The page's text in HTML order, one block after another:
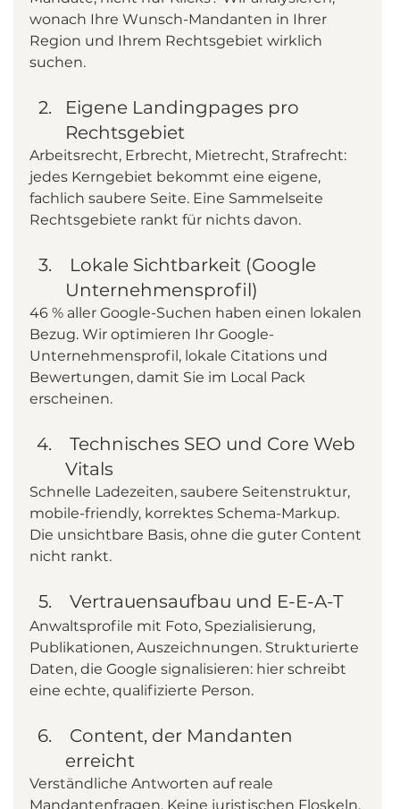
wonach Ihre Wunsch-Mandanten in Ihrer
Region und Ihrem Rechtsgebiet wirklich
suchen.
Eigene Landingpages pro
Rechtsgebiet
Arbeitsrecht, Erbrecht, Mietrecht, Strafrecht:
jedes Kerngebiet bekommt eine eigene,
fachlich saubere Seite. Eine Sammelseite
Rechtsgebiete rankt für nichts davon.
Unternehmensprofil)
46 % aller Google-Suchen haben einen lokalen
Bezug. Wir optimieren Ihr Google-
Unternehmensprofil, lokale Citations und
Bewertungen, damit Sie im Local Pack
erscheinen.
Vitals
Schnelle Ladezeiten, saubere Seitenstruktur,
mobile-friendly, korrektes Schema-Markup.
Die unsichtbare Basis, ohne die guter Content
nicht rankt.
Vertrauensaufbau und E-E-A-T
Anwaltsprofile mit Foto, Spezialisierung,
Publikationen, Auszeichnungen. Strukturierte
Daten, die Google signalisieren: hier schreibt
eine echte, qualifizierte Person.
erreicht
Verständliche Antworten auf reale
Mandantenfragen. Keine juristischen Floskeln,